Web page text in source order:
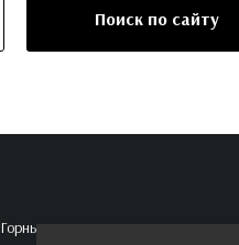
Поиск по сайту
Горные